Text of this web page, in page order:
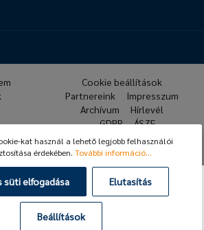
Hafner Pneumatika
Cookie beállítások
Partnereink
Impresszum
Archívum
Hírlevél
GDPR
ÁSZF
kat használ a lehető legjobb felhasználói
érdekében. További információ...
süti elfogadása Elutasítás
Beállítások